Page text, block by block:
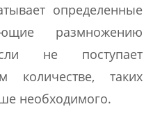
определенные
размножению
не поступает
количестве, таких
необходимого.